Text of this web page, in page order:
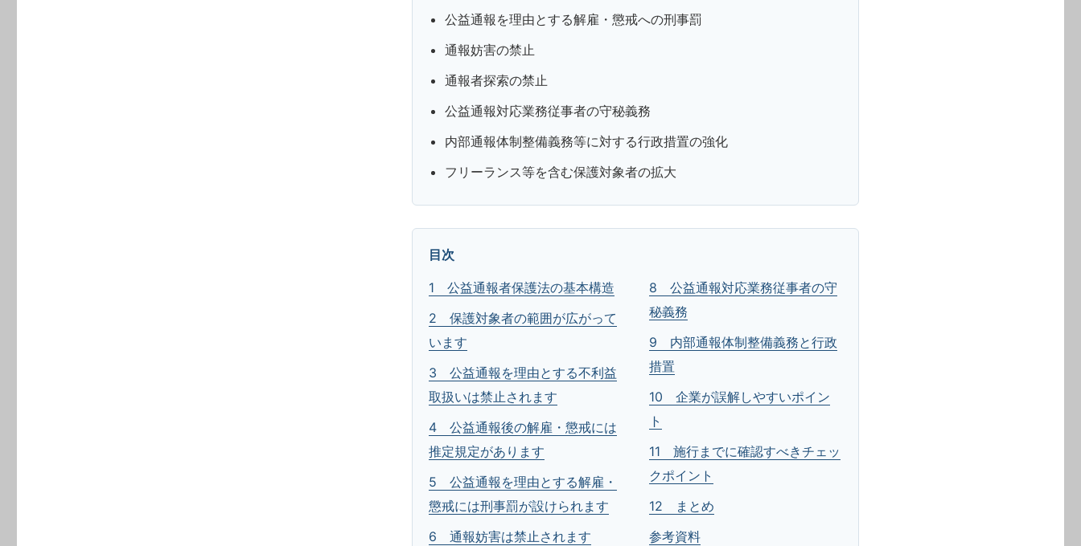
公益通報を理由とする解雇・懲戒への刑事罰
通報妨害の禁止
通報者探索の禁止
公益通報対応業務従事者の守秘義務
内部通報体制整備義務等に対する行政措置の強化
フリーランス等を含む保護対象者の拡大
目次
1 公益通報者保護法の基本構造
2 保護対象者の範囲が広がって
います
3 公益通報を理由とする不利益
取扱いは禁止されます
4 公益通報後の解雇・懲戒には
推定規定があります
5 公益通報を理由とする解雇・
懲戒には刑事罰が設けられます
6 通報妨害は禁止されます
8 公益通報対応業務従事者の守
秘義務
9 内部通報体制整備義務と行政
措置
10 企業が誤解しやすいポイン
ト
11 施行までに確認すべきチェッ
クポイント
12 まとめ
参考資料